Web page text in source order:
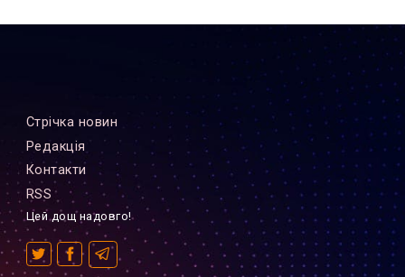
Стрiчка новин
Редакцiя
Контакти
RSS
Цей дощ надовго!